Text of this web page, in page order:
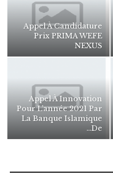
Appel À Candidature
Prix PRIMA WEFE
NEXUS
Appel À Innovation
Pour L’année 2021 Par
La Banque Islamique
De…